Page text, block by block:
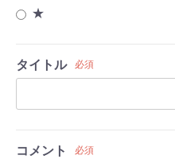
★
タイトル 必須
コメント 必須